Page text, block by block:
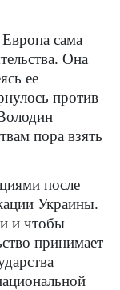
сама
Она
ее
против
пора взять
после
Украины.
и чтобы
принимает